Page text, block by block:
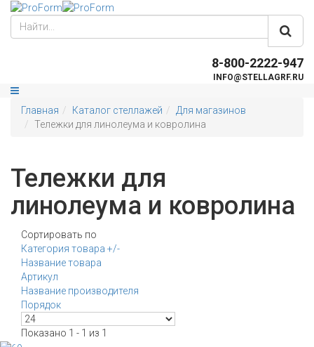
8-800-2222-947
INFO@STELLAGRF.RU
Главная Каталог стеллажей
Для магазинов
Тележки для линолеума и ковролина
Тележки для
линолеума и ковролина
Сортировать по
Категория товара +/-
Название товара
Артикул
Название производителя
Порядок
Показано 1 - 1 из 1